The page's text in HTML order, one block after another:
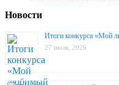
Новости
Итоги конкурса «Мой
27 июля, 2026